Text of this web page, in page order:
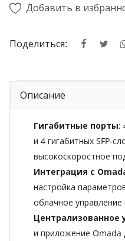
Добавить в
Поделиться:
Описание
Гигабитные порты:
и 4 гигабитных
высокоскоростное
Интеграция с
настройка
облачное
Централизованное
и приложение Omada